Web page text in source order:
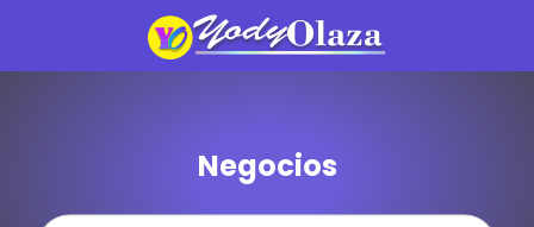
Negocios